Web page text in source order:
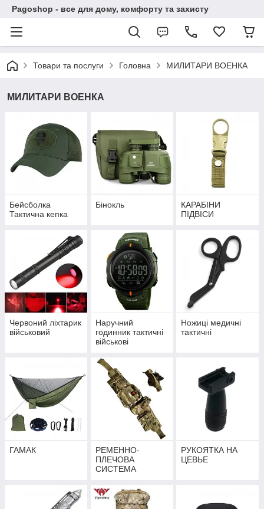
Pagoshop - все для дому, комфорту та захисту
Товари та послуги Головна МИЛИТАРИ ВОЕНКА
МИЛИТАРИ ВОЕНКА
Бейсболка
Тактична кепка
Бінокль
КАРАБІНИ
ПІДВІСИ
Червоний ліхтарик
військовий
Наручний
годинник тактичні
військові
Ножиці медичні
тактичні
ГАМАК
РЕМЕННО-
ПЛЕЧОВА
СИСТЕМА
РУКОЯТКА НА
ЦЕВЬЕ